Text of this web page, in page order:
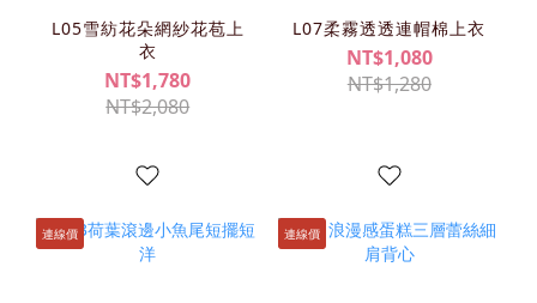
L05雪紡花朵網紗花苞上
衣
NT$1,780
NT$2,080
L07柔霧透透連帽棉上衣
NT$1,080
NT$1,280
連線價 連線價